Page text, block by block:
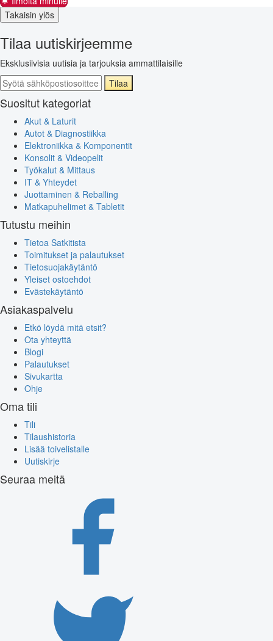
Takaisin ylös
Tilaa uutiskirjeemme
Eksklusiivisia uutisia ja tarjouksia ammattilaisille
Tilaa
Suositut kategoriat
Akut & Laturit
Autot & Diagnostiikka
Elektroniikka & Komponentit
Konsolit & Videopelit
Työkalut & Mittaus
IT & Yhteydet
Juottaminen & Reballing
Matkapuhelimet & Tabletit
Tutustu meihin
Tietoa Satkitista
Toimitukset ja palautukset
Tietosuojakäytäntö
Yleiset ostoehdot
Evästekäytäntö
Asiakaspalvelu
Etkö löydä mitä etsit?
Ota yhteyttä
Blogi
Palautukset
Sivukartta
Ohje
Oma tili
Tili
Tilaushistoria
Lisää toivelistalle
Uutiskirje
Seuraa meitä